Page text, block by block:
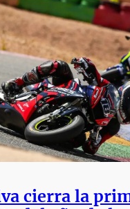
cierra la